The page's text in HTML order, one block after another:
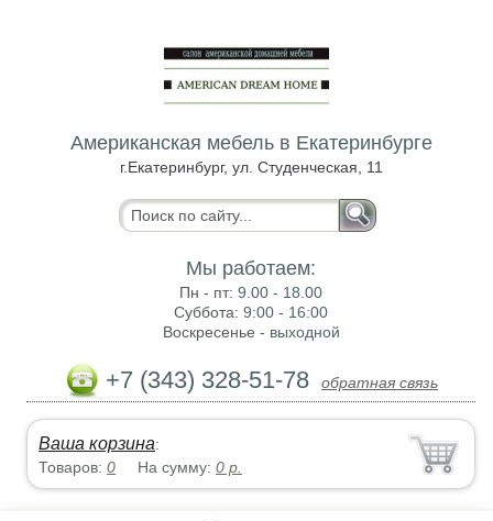
Американская мебель в Екатеринбурге
г.Екатеринбург, ул. Студенческая, 11
Мы работаем:
Пн - пт:9.00 - 18.00
Суббота:9:00 - 16:00
Воскресенье - выходной
+7 (343) 328-51-78 обратная связь
Ваша корзина:
Товаров:0 На сумму:0 р.